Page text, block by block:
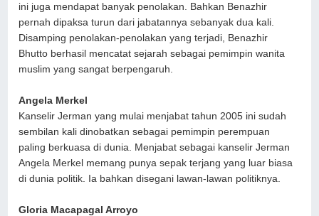
ini juga mendapat banyak penolakan. Bahkan Benazhir
pernah dipaksa turun dari jabatannya sebanyak dua kali.
Disamping penolakan-penolakan yang terjadi, Benazhir
Bhutto berhasil mencatat sejarah sebagai pemimpin wanita
muslim yang sangat berpengaruh.
Angela Merkel
Kanselir Jerman yang mulai menjabat tahun 2005 ini sudah
sembilan kali dinobatkan sebagai pemimpin perempuan
paling berkuasa di dunia. Menjabat sebagai kanselir Jerman
Angela Merkel memang punya sepak terjang yang luar biasa
di dunia politik. Ia bahkan disegani lawan-lawan politiknya.
Gloria Macapagal Arroyo